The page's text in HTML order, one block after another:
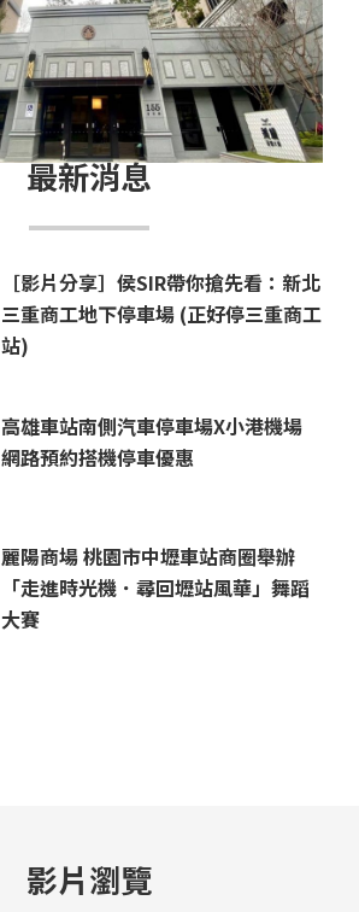
最新消息
［影片分享］侯SIR帶你搶先看：新北
三重商工地下停車場 (正好停三重商工
站)
高雄車站南側汽車停車場X小港機場
網路預約搭機停車優惠
麗陽商場 桃園市中壢車站商圈舉辦
「走進時光機．尋回壢站風華」舞蹈
大賽
影片瀏覽